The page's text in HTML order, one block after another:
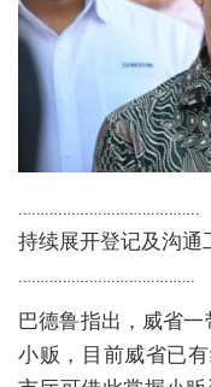
…………………………………..
持续展开登记及沟通
………………………………….
巴德鲁指出，威省
小贩，目前威省已